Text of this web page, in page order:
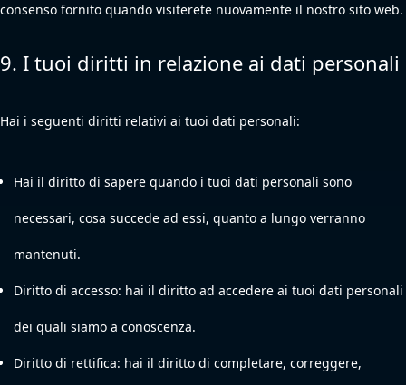
consenso fornito quando visiterete nuovamente il nostro sito web.
9. I tuoi diritti in relazione ai dati personali
Hai i seguenti diritti relativi ai tuoi dati personali:
Hai il diritto di sapere quando i tuoi dati personali sono
necessari, cosa succede ad essi, quanto a lungo verranno
mantenuti.
Diritto di accesso: hai il diritto ad accedere ai tuoi dati personali
dei quali siamo a conoscenza.
Diritto di rettifica: hai il diritto di completare, correggere,